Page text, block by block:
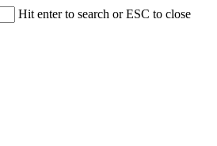
Hit enter to search or ESC to close